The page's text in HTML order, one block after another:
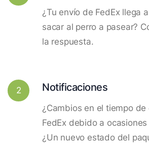
¿Tu envío de FedEx llega
sacar al perro a pasear?
la respuesta.
2 Notificaciones
¿Cambios en el tiempo de
FedEx debido a
¿Un nuevo estado del